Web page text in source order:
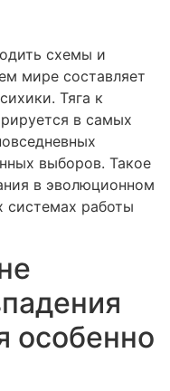
схемы и
мире составляет
Тяга к
в самых
выборов. Такое
в эволюционном
системах работы
особенно